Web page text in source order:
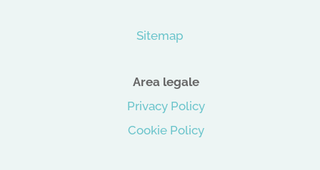
Sitemap
Area legale
Privacy Policy
Cookie Policy